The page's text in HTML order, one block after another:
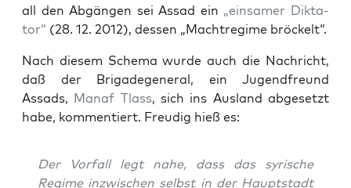
all den Abgän­gen sei Assad ein „ein­sa­mer Dik­ta­
tor“ (28. 12. 2012), des­sen „Macht­re­gime bröckelt“.
Nach die­sem Sche­ma wur­de auch die Nach­richt,
daß der Bri­ga­de­ge­ne­ral, ein Jugend­freund
Assads, Man­af Tlass, sich ins Aus­land abge­setzt
habe, kom­men­tiert. Freu­dig hieß es:
Der Vor­fall legt nahe, dass das syri­sche
Regime inzwi­schen selbst in der Haupt­stadt